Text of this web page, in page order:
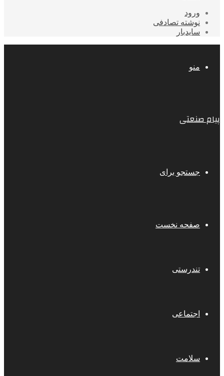
ورود
نوشته تصادفی
سایدبار
منو
پیام صنعتی
جستجو برای
صفحه نخست
تندرستی
اجتماعی
سلامت